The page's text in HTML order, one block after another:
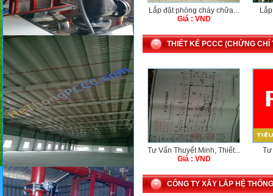
Lắp đặt phòng cháy chữa...
Giá : VND
THIẾT KẾ PCCC (CHỨNG
Tư Vấn Thuyết Minh, Thiết...
Giá : VND
Tư
CÔNG TY XÂY LẮP HỆ